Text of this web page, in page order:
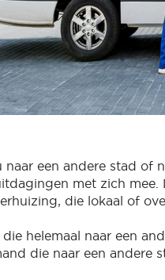
naar een andere stad of
met zich mee.
die lokaal of
die helemaal naar een
die naar een andere